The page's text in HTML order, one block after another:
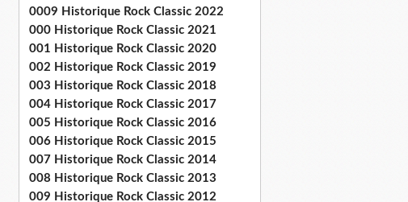
0009 Historique Rock Classic 2022
000 Historique Rock Classic 2021
001 Historique Rock Classic 2020
002 Historique Rock Classic 2019
003 Historique Rock Classic 2018
004 Historique Rock Classic 2017
005 Historique Rock Classic 2016
006 Historique Rock Classic 2015
007 Historique Rock Classic 2014
008 Historique Rock Classic 2013
009 Historique Rock Classic 2012